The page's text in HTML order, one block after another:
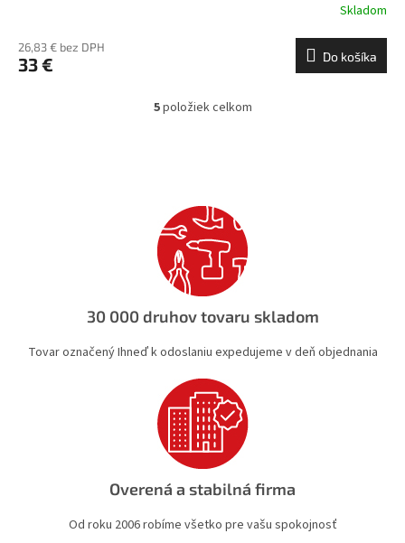
Skladom
26,83 € bez DPH
33 € Do košíka
O
c
i
e
p
r
k
v
p
i
s
u
5položiek celkom
30 000 druhov tovaru skladom
Tovar označený Ihneď k odoslaniu expedujeme v deň objednania
Overená a stabilná firma
Od roku 2006 robíme všetko pre vašu spokojnosť